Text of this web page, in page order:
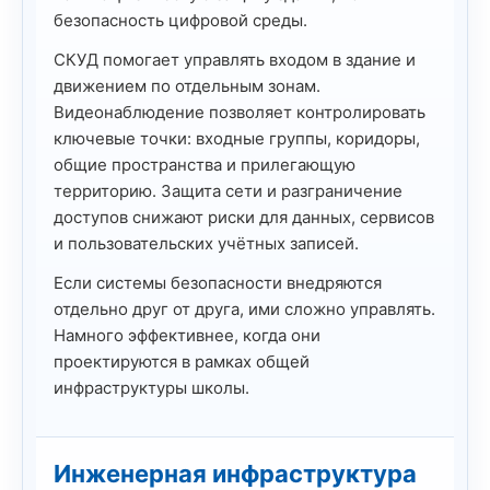
безопасность цифровой среды.
СКУД помогает управлять входом в здание и
движением по отдельным зонам.
Видеонаблюдение позволяет контролировать
ключевые точки: входные группы, коридоры,
общие пространства и прилегающую
территорию. Защита сети и разграничение
доступов снижают риски для данных, сервисов
и пользовательских учётных записей.
Если системы безопасности внедряются
отдельно друг от друга, ими сложно управлять.
Намного эффективнее, когда они
проектируются в рамках общей
инфраструктуры школы.
Инженерная инфраструктура